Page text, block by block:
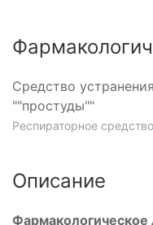
Средство
""простуды""
Респираторное
Описание
Фармакологическое